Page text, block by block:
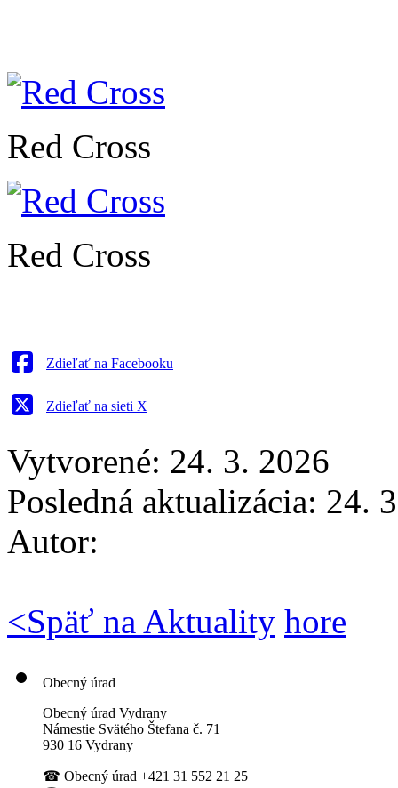
Red Cross
Red Cross
Zdieľať na Facebooku
Zdieľať na sieti X
Vytvorené: 24. 3. 2026
Posledná aktualizácia: 24.
Autor:
<Späť na Aktuality hore
Obecný úrad
Obecný úrad Vydrany
Námestie Svätého Štefana č. 71
930 16 Vydrany
☎ Obecný úrad +421 31 552 21 25